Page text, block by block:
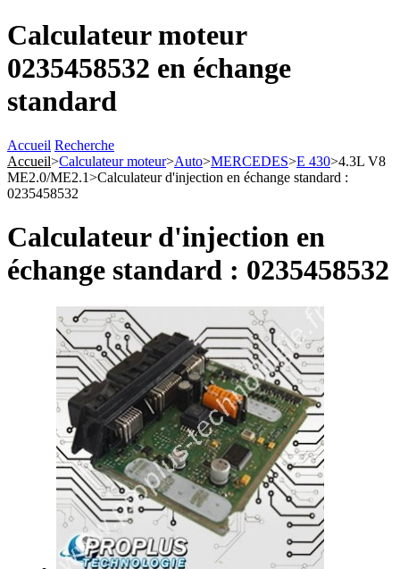
Calculateur moteur
0235458532 en échange
standard
Accueil Recherche
Accueil>Calculateur moteur>Auto>MERCEDES>E 430>4.3L V8
ME2.0/ME2.1>Calculateur d'injection en échange standard :
0235458532
Calculateur d'injection en
échange standard : 0235458532